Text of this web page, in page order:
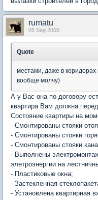
rumatu
05 Sep 2005
Quote
местами, даже в коридорах
вообще молчу)
А у Вас она по договору
квартира Вам должна
Состояние квартиры на
- Смонтированы стояки
- Смонтированы стояки
- Смонтированы стояки
- Выполнены
элетроэнергии на
- Пластиковые окна;
- Застекленная
- Установлена квартирная